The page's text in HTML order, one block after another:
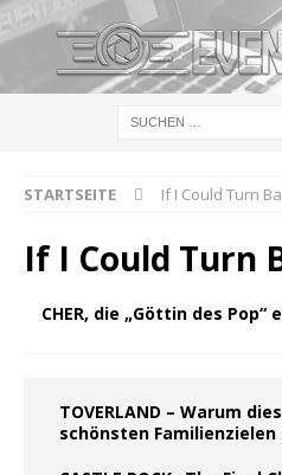
STARTSEITE If I Could Turn
If I Could Turn
CHER, die „Göttin des
TOVERLAND – Warum
schönsten